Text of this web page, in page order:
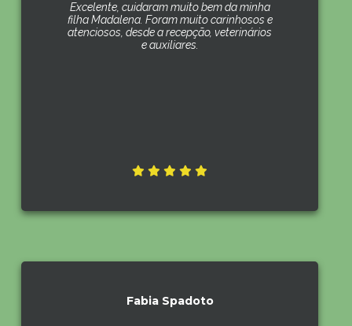
Excelente, cuidaram muito bem da minha
filha Madalena. Foram muito carinhosos e
atenciosos, desde a recepção, veterinários
e auxiliares.
Fabia Spadoto